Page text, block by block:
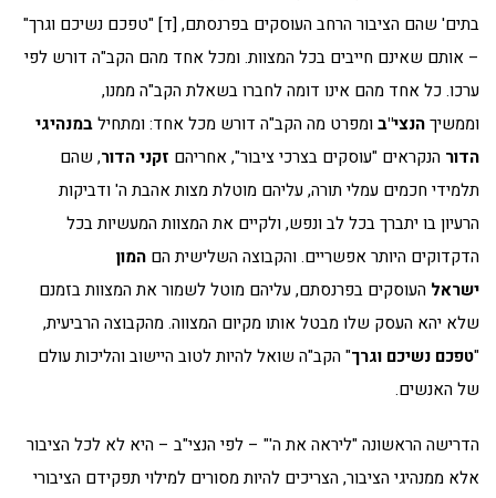
בתים' שהם הציבור הרחב העוסקים בפרנסתם, [ד] "טפכם נשיכם וגרך"
– אותם שאינם חייבים בכל המצוות. ומכל אחד מהם הקב"ה דורש לפי
ערכו. כל אחד מהם אינו דומה לחברו בשאלת הקב"ה ממנו,
וממשיךהנצי"בומפרט מה הקב"ה דורש מכל אחד: ומתחילבמנהיגי
הדור הנקראים "עוסקים בצרכי ציבור", אחריהם זקני הדור, שהם
תלמידי חכמים עמלי תורה, עליהם מוטלת מצות אהבת ה' ודביקות
הרעיון בו יתברך בכל לב ונפש, ולקיים את המצוות המעשיות בכל
הדקדוקים היותר אפשריים. והקבוצה השלישית הם המון
ישראל העוסקים בפרנסתם, עליהם מוטל לשמור את המצוות בזמנם
שלא יהא העסק שלו מבטל אותו מקיום המצווה. מהקבוצה הרביעית,
"טפכם נשיכם וגרך" הקב"ה שואל להיות לטוב היישוב והליכות עולם
של האנשים.
הדרישה הראשונה "ליראה את ה'" – לפי הנצי"ב – היא לא לכל הציבור
אלא ממנהיגי הציבור, הצריכים להיות מסורים למילוי תפקידם הציבורי